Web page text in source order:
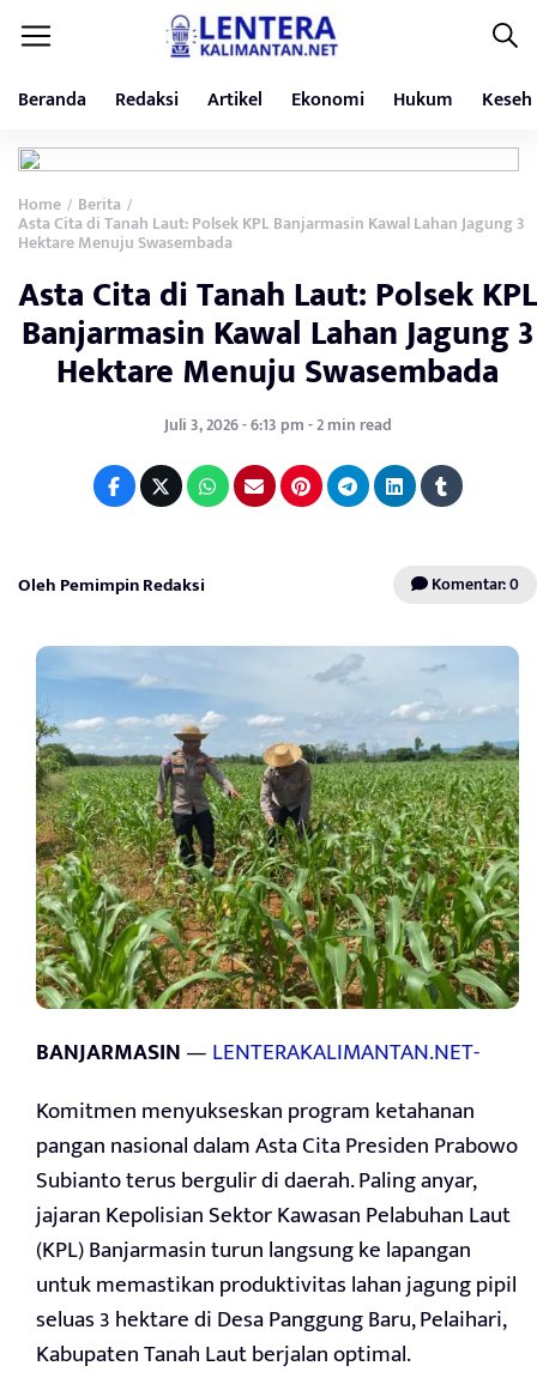
Beranda Redaksi Artikel Ekonomi Hukum
Home / Berita /
Asta Cita di Tanah Laut: Polsek KPL Banjarmasin Kawal Lahan Jagung 3
Hektare Menuju Swasembada
Asta Cita di Tanah Laut: Polsek KPL
Banjarmasin Kawal Lahan Jagung 3
Hektare Menuju Swasembada
Juli 3, 2026 - 6:13 pm - 2 min read
Oleh Pemimpin Redaksi Komentar: 0
BANJARMASIN—LENTERAKALIMANTAN.NET-
Komitmen menyukseskan program ketahanan
pangan nasional dalam Asta Cita Presiden Prabowo
Subianto terus bergulir di daerah. Paling anyar,
jajaran Kepolisian Sektor Kawasan Pelabuhan Laut
(KPL) Banjarmasin turun langsung ke lapangan
untuk memastikan produktivitas lahan jagung pipil
seluas 3 hektare di Desa Panggung Baru, Pelaihari,
Kabupaten Tanah Laut berjalan optimal.